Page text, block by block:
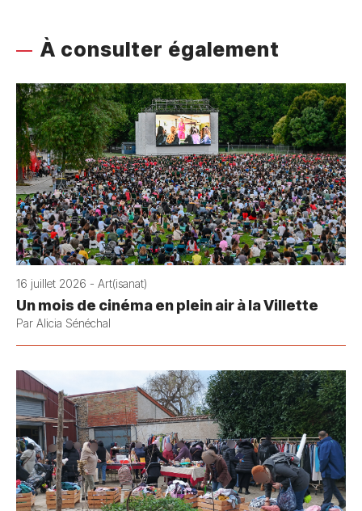
À consulter également
16 juillet 2026 - Art(isanat)
Un mois de cinéma en plein air à la Villette
Par Alicia Sénéchal